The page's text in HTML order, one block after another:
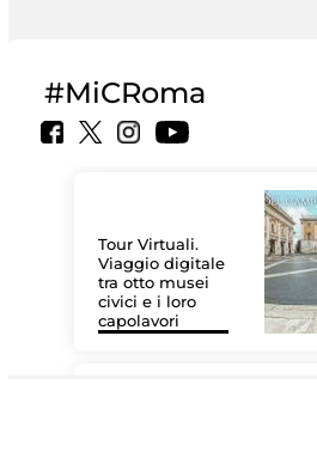
#MiCRoma
Tour Virtuali.
Viaggio digitale
tra otto musei
civici e i loro
capolavori